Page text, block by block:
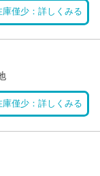
庫僅少：詳しくみる
庫僅少：詳しくみる